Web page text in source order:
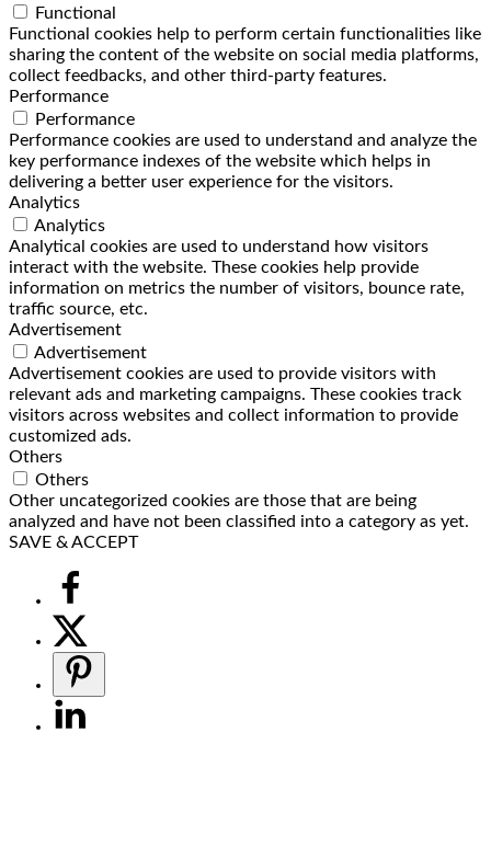
Functional
Functional cookies help to perform certain functionalities like
sharing the content of the website on social media platforms,
collect feedbacks, and other third-party features.
Performance
Performance
Performance cookies are used to understand and analyze the
key performance indexes of the website which helps in
delivering a better user experience for the visitors.
Analytics
Analytics
Analytical cookies are used to understand how visitors
interact with the website. These cookies help provide
information on metrics the number of visitors, bounce rate,
traffic source, etc.
Advertisement
Advertisement
Advertisement cookies are used to provide visitors with
relevant ads and marketing campaigns. These cookies track
visitors across websites and collect information to provide
customized ads.
Others
Others
Other uncategorized cookies are those that are being
analyzed and have not been classified into a category as yet.
SAVE & ACCEPT